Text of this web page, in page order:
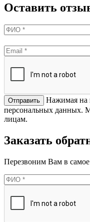
Оставить
Нажимая на
персональных данных.
лицам.
Заказать
Перезвоним Вам в